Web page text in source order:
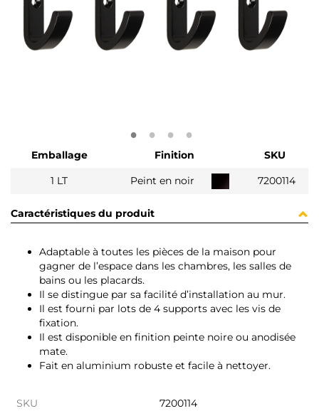
Emballage Finition
SKU
1 LT
Peint en noir 7200114
Caractéristiques du produit
Adaptable à toutes les pièces de la maison pour
gagner de l’espace dans les chambres, les salles de
bains ou les placards.
Il se distingue par sa facilité d’installation au mur.
Il est fourni par lots de 4 supports avec les vis de
fixation.
Il est disponible en finition peinte noire ou anodisée
mate.
Fait en aluminium robuste et facile à nettoyer.
SKU 7200114